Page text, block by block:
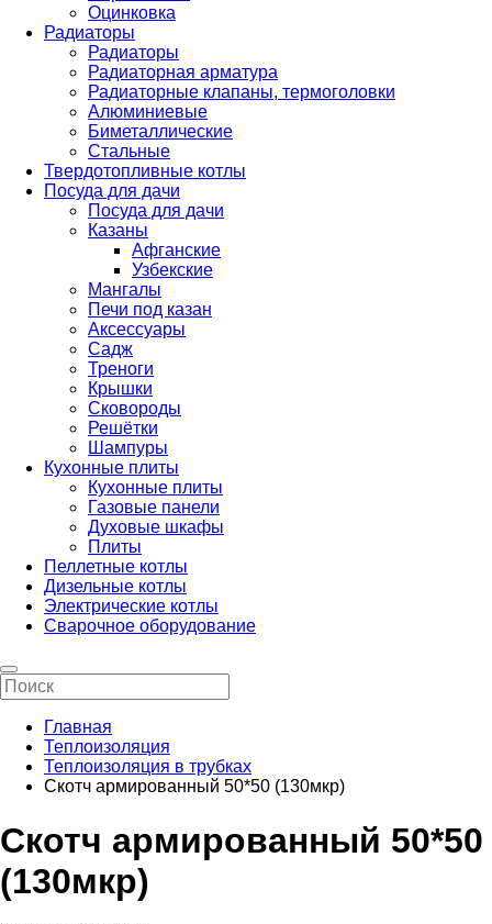
Оцинковка
Радиаторы
Радиаторы
Радиаторная арматура
Радиаторные клапаны, термоголовки
Алюминиевые
Биметаллические
Стальные
Твердотопливные котлы
Посуда для дачи
Посуда для дачи
Казаны
Афганские
Узбекские
Мангалы
Печи под казан
Аксессуары
Садж
Треноги
Крышки
Сковороды
Решётки
Шампуры
Кухонные плиты
Кухонные плиты
Газовые панели
Духовые шкафы
Плиты
Пеллетные котлы
Дизельные котлы
Электрические котлы
Сварочное оборудование
Главная
Теплоизоляция
Теплоизоляция в трубках
Скотч армированный 50*50 (130мкр)
Скотч армированный 50*50
(130мкр)